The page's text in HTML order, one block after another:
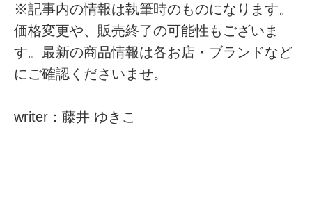
※記事内の情報は執筆時のものになります。
価格変更や、販売終了の可能性もございま
す。最新の商品情報は各お店・ブランドなど
にご確認くださいませ。
writer：藤井 ゆきこ